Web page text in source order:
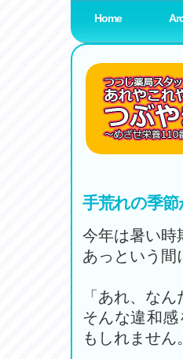
Home
手荒れの季
今年は暑い時
あっという間
「あれ、な
そんな違和
もしれません。